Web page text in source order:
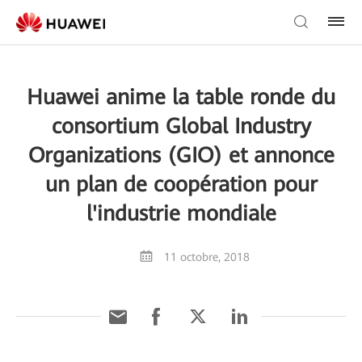
Huawei anime la table ronde du
consortium Global Industry
Organizations (GIO) et annonce
un plan de coopération pour
l'industrie mondiale
11 octobre, 2018